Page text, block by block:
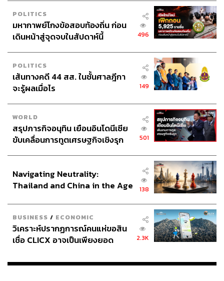
TAGS: Bangkok Citycity Gallery
Bangkok Art Book Fair
Bangkok Art Book Fair 2018
116
ABOUT THE AUTHOR
นทธัญ แสงไชย
นักเขียน พิสูจน์อักษร บรรณาธิการหนังสือเล่ม
และโปรดิวเซอร์พอดแคสต์ สนใจในเรื่อง
@jorborgor
POLITICS
มหากาพย์โกงข้อสอบท้องถิ่น ก่อน
เดินหน้าสู่จุดจบในสัปดาห์นี้
496
POLITICS
เส้นทางคดี 44 สส. ในชั้นศาลฎีกา
จะรู้ผลเมื่อไร
149
WORLD
สรุปภารกิจอนุทิน เยือนอินโดนีเซีย
ขับเคลื่อนการทูตเศรษฐกิจเชิงรุก
501
Navigating Neutrality:
Thailand and China in the Age
138
BUSINESS / ECONOMIC
วิเคราะห์ปรากฏการณ์คนแห่ขอสิน
เชื่อ CLICX อาจเป็นเพียงยอด
เรือนไทยที่ถูกซุกไว้
2.3K